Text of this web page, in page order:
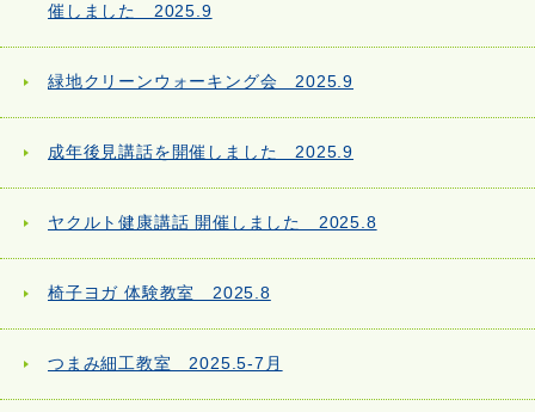
催しました 2025.9
緑地クリーンウォーキング会 2025.9
成年後見講話を開催しました 2025.9
ヤクルト健康講話 開催しました 2025.8
椅子ヨガ 体験教室 2025.8
つまみ細工教室 2025.5-7月